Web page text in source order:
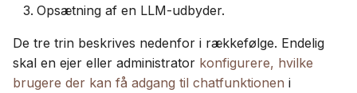
Opsætning af en LLM-udbyder.
De tre trin beskrives nedenfor i rækkefølge. Endelig
skal en ejer eller administrator konfigurere, hvilke
brugere der kan få adgang til chatfunktionen i